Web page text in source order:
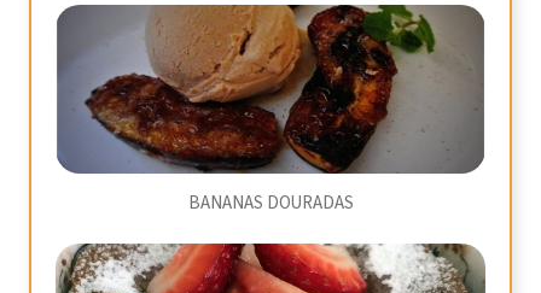
BANANAS DOURADAS